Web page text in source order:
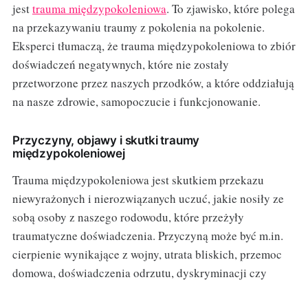
jesttrauma międzypokoleniowa. To zjawisko, które polega
na przekazywaniu traumy z pokolenia na pokolenie.
Eksperci tłumaczą, że trauma międzypokoleniowa to zbiór
doświadczeń negatywnych, które nie zostały
przetworzone przez naszych przodków, a które oddziałują
na nasze zdrowie, samopoczucie i funkcjonowanie.
Przyczyny, objawy i skutki traumy
międzypokoleniowej
Trauma międzypokoleniowa jest skutkiem przekazu
niewyrażonych i nierozwiązanych uczuć, jakie nosiły ze
sobą osoby z naszego rodowodu, które przeżyły
traumatyczne doświadczenia. Przyczyną może być m.in.
cierpienie wynikające z wojny, utrata bliskich, przemoc
domowa, doświadczenia odrzutu, dyskryminacji czy